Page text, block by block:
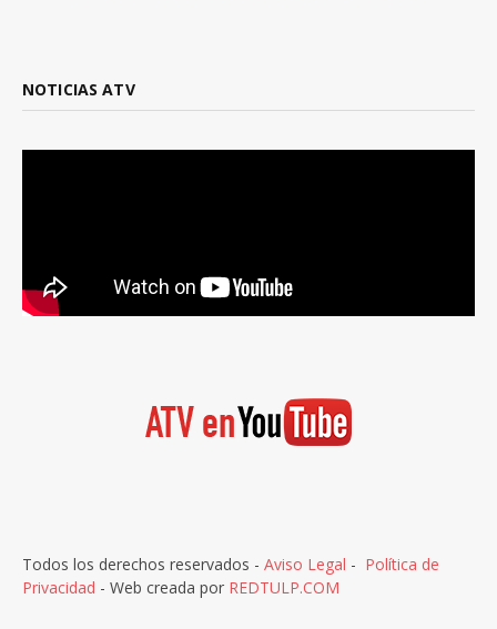
NOTICIAS ATV
Todos los derechos reservados - Aviso Legal - Política de
Privacidad - Web creada por REDTULP.COM